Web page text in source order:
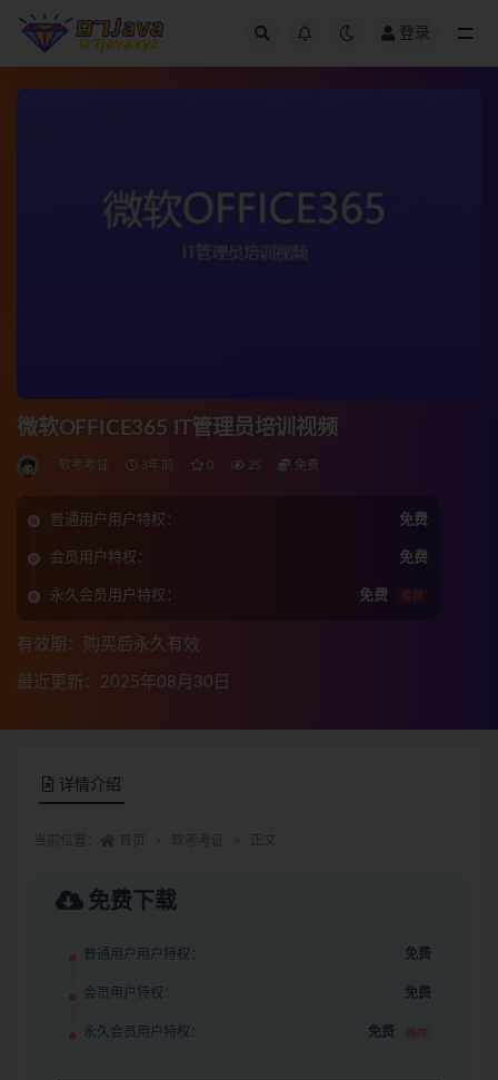
登录
微软OFFICE365 IT管理员培训视频
软考考证 3年前 0 25 免费
普通用户用户特权： 免费
会员用户特权： 免费
永久会员用户特权： 免费 推荐
有效期：购买后永久有效
最近更新：2025年08月30日
详情介绍
免费下载
普通用户用户特权： 免费
会员用户特权： 免费
永久会员用户特权： 免费 推荐